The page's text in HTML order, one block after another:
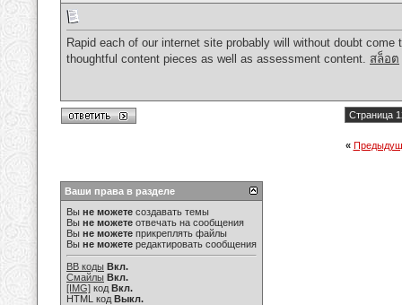
Rapid each of our internet site probably will without doubt
thoughtful content pieces as well as assessment content. สล็อต
Страница
«
Ваши права в разделе
Вы не можете создавать темы
Вы не можете отвечать на сообщения
Вы не можете прикреплять файлы
Вы не можете редактировать сообщения
BB коды Вкл.
Смайлы Вкл.
[IMG] код Вкл.
HTML код Выкл.